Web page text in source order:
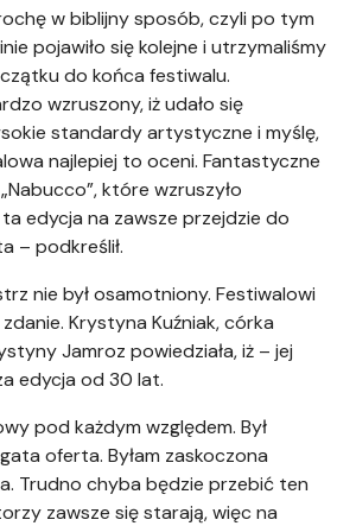
w biblijny sposób, czyli po tym
pojawiło się kolejne i utrzymaliśmy
do końca festiwalu.
wzruszony, iż udało się
standardy artystyczne i myślę,
najlepiej to oceni. Fantastyczne
które wzruszyło
edycja na zawsze przejdzie do
– podkreślił.
nie był osamotniony. Festiwalowi
Krystyna Kuźniak, córka
Jamroz powiedziała, iż – jej
edycja od 30 lat.
pod każdym względem. Był
oferta. Byłam zaskoczona
Trudno chyba będzie przebić ten
zawsze się starają, więc na